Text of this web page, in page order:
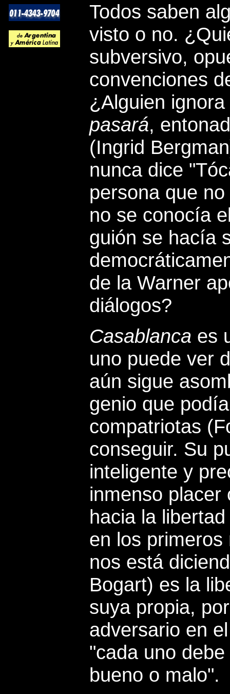
Todos saben
visto o no.
subversivo,
convenciones
¿Alguien
pasará,
(Ingrid
nunca dice
persona que
no se conocía
guión se hacía
de la Warner
diálogos?
Casablanca es
uno puede ver
aún sigue
genio que
compatriotas
conseguir. Su
inteligente y
inmenso placer
hacia la
en los
nos está
Bogart) es la
suya propia,
adversario en
"cada uno
bueno o malo".